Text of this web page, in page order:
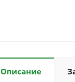
Описание